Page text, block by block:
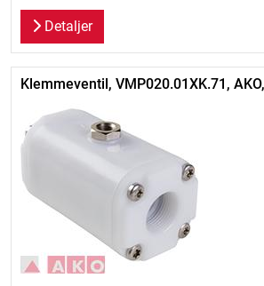
Detaljer
Klemmeventil, VMP020.01XK.71,